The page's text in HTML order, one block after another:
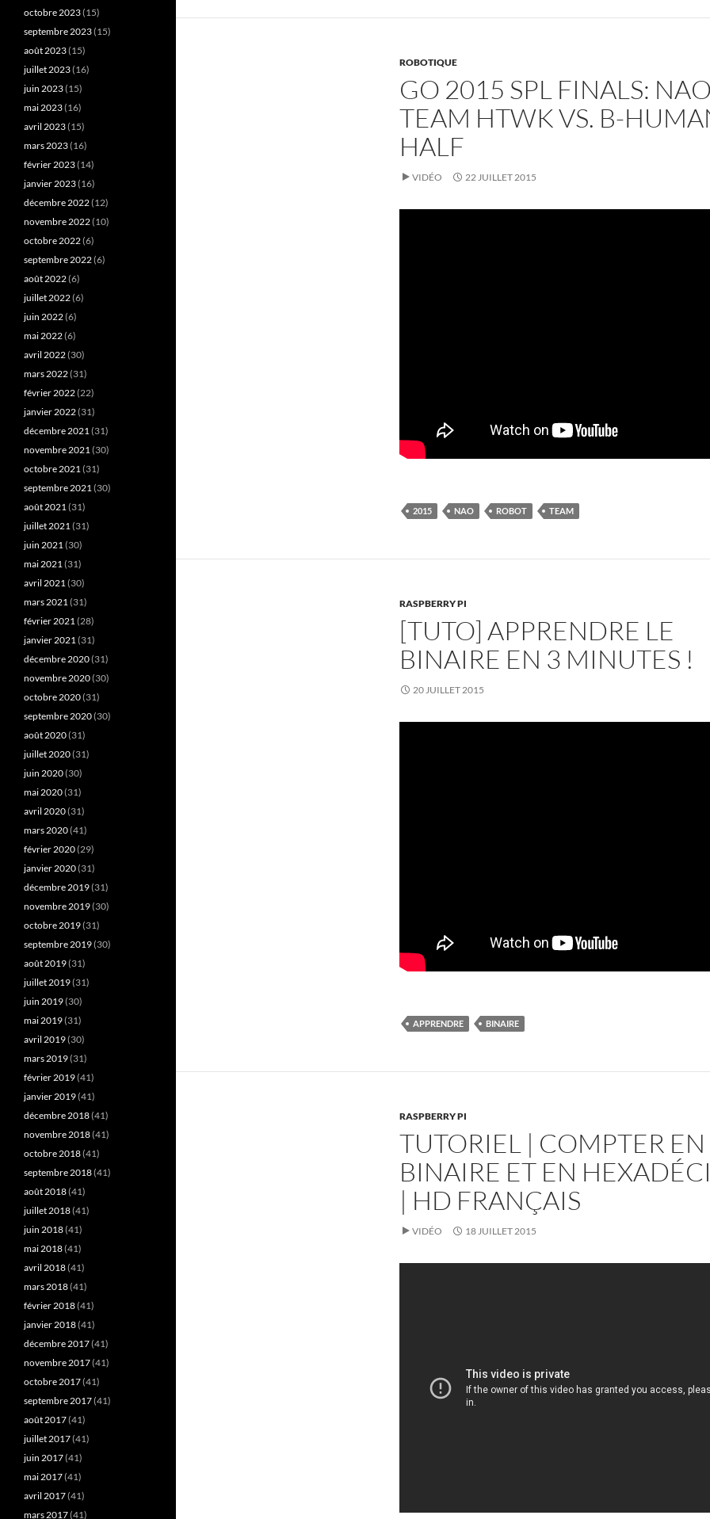
ROBOTIQUE
GO 2015 SPL FINALS:
TEAM HTWK VS. B-
HALF
VIDÉO 22 JUILLET 2015
2015 NAO ROBOT TEAM
RASPBERRY PI
[TUTO] APPRENDRE LE
BINAIRE EN 3 MINUTES !
20 JUILLET 2015
APPRENDRE BINAIRE
RASPBERRY PI
TUTORIEL | COMPTER EN
BINAIRE ET EN
| HD FRANÇAIS
VIDÉO 18 JUILLET 2015
octobre 2023(15)
septembre 2023(15)
août 2023(15)
juillet 2023(16)
juin 2023(15)
mai 2023(16)
avril 2023(15)
mars 2023(16)
février 2023(14)
janvier 2023(16)
décembre 2022(12)
novembre 2022(10)
octobre 2022(6)
septembre 2022(6)
août 2022(6)
juillet 2022(6)
juin 2022(6)
mai 2022(6)
avril 2022(30)
mars 2022(31)
février 2022(22)
janvier 2022(31)
décembre 2021(31)
novembre 2021(30)
octobre 2021(31)
septembre 2021(30)
août 2021(31)
juillet 2021(31)
juin 2021(30)
mai 2021(31)
avril 2021(30)
mars 2021(31)
février 2021(28)
janvier 2021(31)
décembre 2020(31)
novembre 2020(30)
octobre 2020(31)
septembre 2020(30)
août 2020(31)
juillet 2020(31)
juin 2020(30)
mai 2020(31)
avril 2020(31)
mars 2020(41)
février 2020(29)
janvier 2020(31)
décembre 2019(31)
novembre 2019(30)
octobre 2019(31)
septembre 2019(30)
août 2019(31)
juillet 2019(31)
juin 2019(30)
mai 2019(31)
avril 2019(30)
mars 2019(31)
février 2019(41)
janvier 2019(41)
décembre 2018(41)
novembre 2018(41)
octobre 2018(41)
septembre 2018(41)
août 2018(41)
juillet 2018(41)
juin 2018(41)
mai 2018(41)
avril 2018(41)
mars 2018(41)
février 2018(41)
janvier 2018(41)
décembre 2017(41)
novembre 2017(41)
octobre 2017(41)
septembre 2017(41)
août 2017(41)
juillet 2017(41)
juin 2017(41)
mai 2017(41)
avril 2017(41)
mars 2017(41)